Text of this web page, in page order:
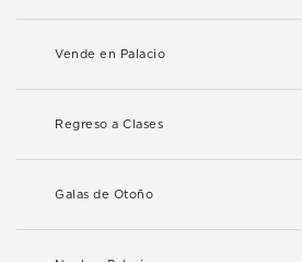
Vende en Palacio
Regreso a Clases
Galas de Otoño